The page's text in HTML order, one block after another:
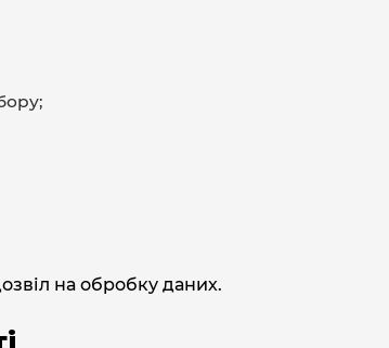
на обробку даних.